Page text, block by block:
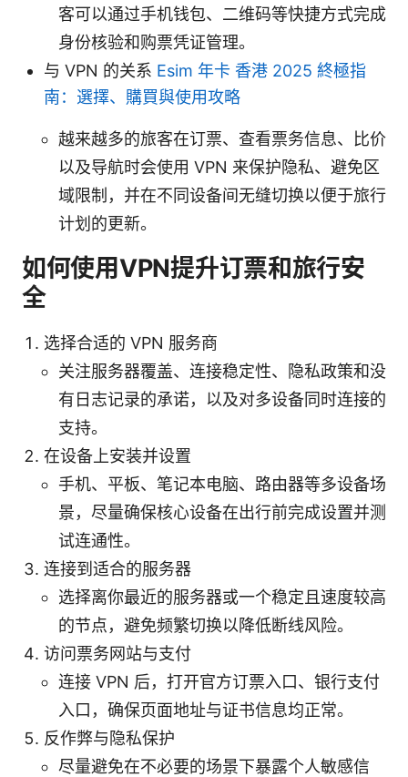
客可以通过手机钱包、二维码等快捷方式完成
身份核验和购票凭证管理。
与 VPN 的关系 Esim 年卡 香港 2025 終極指
南：選擇、購買與使用攻略
越来越多的旅客在订票、查看票务信息、比价
以及导航时会使用 VPN 来保护隐私、避免区
域限制，并在不同设备间无缝切换以便于旅行
计划的更新。
如何使用VPN提升订票和旅行安
全
选择合适的 VPN 服务商
关注服务器覆盖、连接稳定性、隐私政策和没
有日志记录的承诺，以及对多设备同时连接的
支持。
在设备上安装并设置
手机、平板、笔记本电脑、路由器等多设备场
景，尽量确保核心设备在出行前完成设置并测
试连通性。
连接到适合的服务器
选择离你最近的服务器或一个稳定且速度较高
的节点，避免频繁切换以降低断线风险。
访问票务网站与支付
连接 VPN 后，打开官方订票入口、银行支付
入口，确保页面地址与证书信息均正常。
反作弊与隐私保护
尽量避免在不必要的场景下暴露个人敏感信